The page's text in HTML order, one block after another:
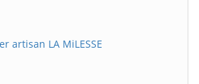
artisan LA MiLESSE